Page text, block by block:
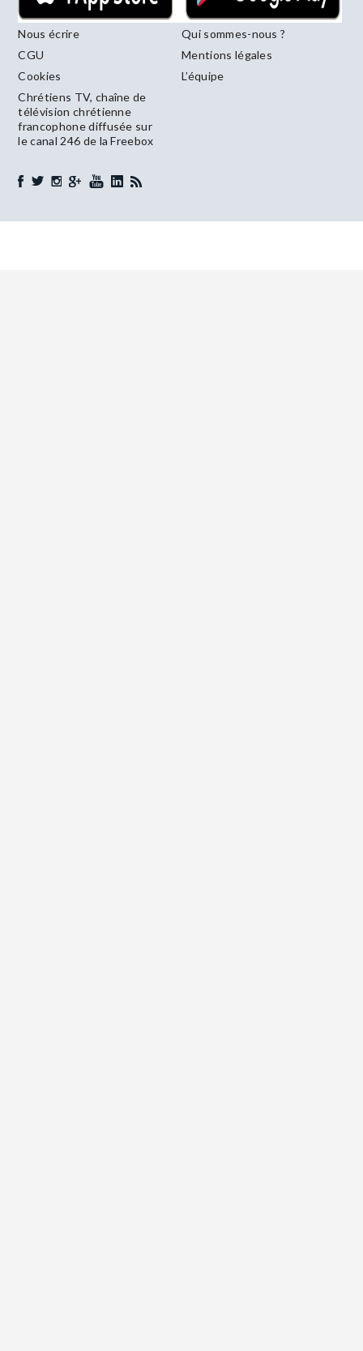
Nous écrire
Qui sommes-nous ?
CGU
Mentions légales
Cookies
L’équipe
Chrétiens TV, chaîne de
télévision chrétienne
francophone diffusée sur
le canal 246 de la Freebox